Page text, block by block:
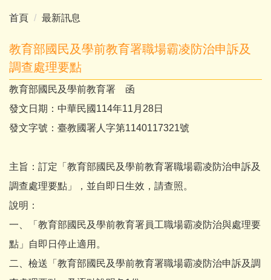
首頁 最新訊息
教育部國民及學前教育署職場霸凌防治申訴及
調查處理要點
教育部國民及學前教育署 函
發文日期：中華民國114年11月28日
發文字號：臺教國署人字第1140117321號
主旨：訂定「教育部國民及學前教育署職場霸凌防治申訴及
調查處理要點」，並自即日生效，請查照。
說明：
一、「教育部國民及學前教育署員工職場霸凌防治與處理要
點」自即日停止適用。
二、檢送「教育部國民及學前教育署職場霸凌防治申訴及調